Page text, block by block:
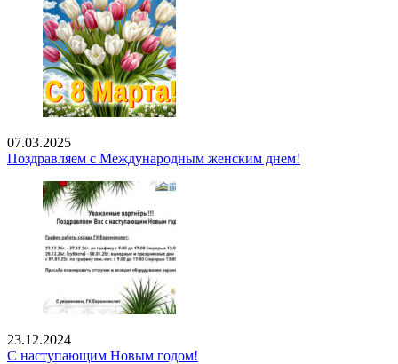
07.03.2025
Поздравляем с Международным женским днем!
23.12.2024
С наступающим Новым годом!